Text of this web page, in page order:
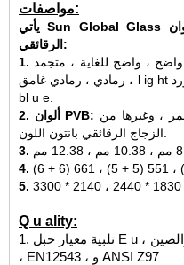
مواصفات:
يأتي Sun Global Glass مع مجموعة ألوان u ll وسمك للزجاج
الرقائقي:
واضح ، واضح للغاية ، متجمد ، e u برونزي ، e u ro
رمادي ، رمادي غامق ، l ig ht أخضر ، أخضر داكن ، فورد bl u e ، Dark
bl u e.
2. ألوان PVB: ، وغيرها من
Q u ality:
1. تلبية معيار حبل E u ، أمريكا الشمالية والصين: ISO ، CCC ، CE
، EN12543 ، و ANSI Z97